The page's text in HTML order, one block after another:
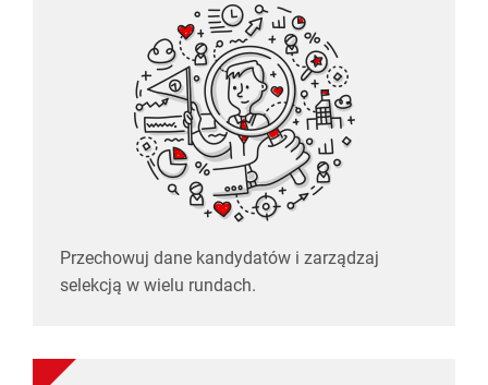
Przechowuj dane kandydatów i zarządzaj
selekcją w wielu rundach.
Selekcja rekrutacyjna
Przechowuj dane kandydatów i zarządzaj
selekcją w wielu rundach.